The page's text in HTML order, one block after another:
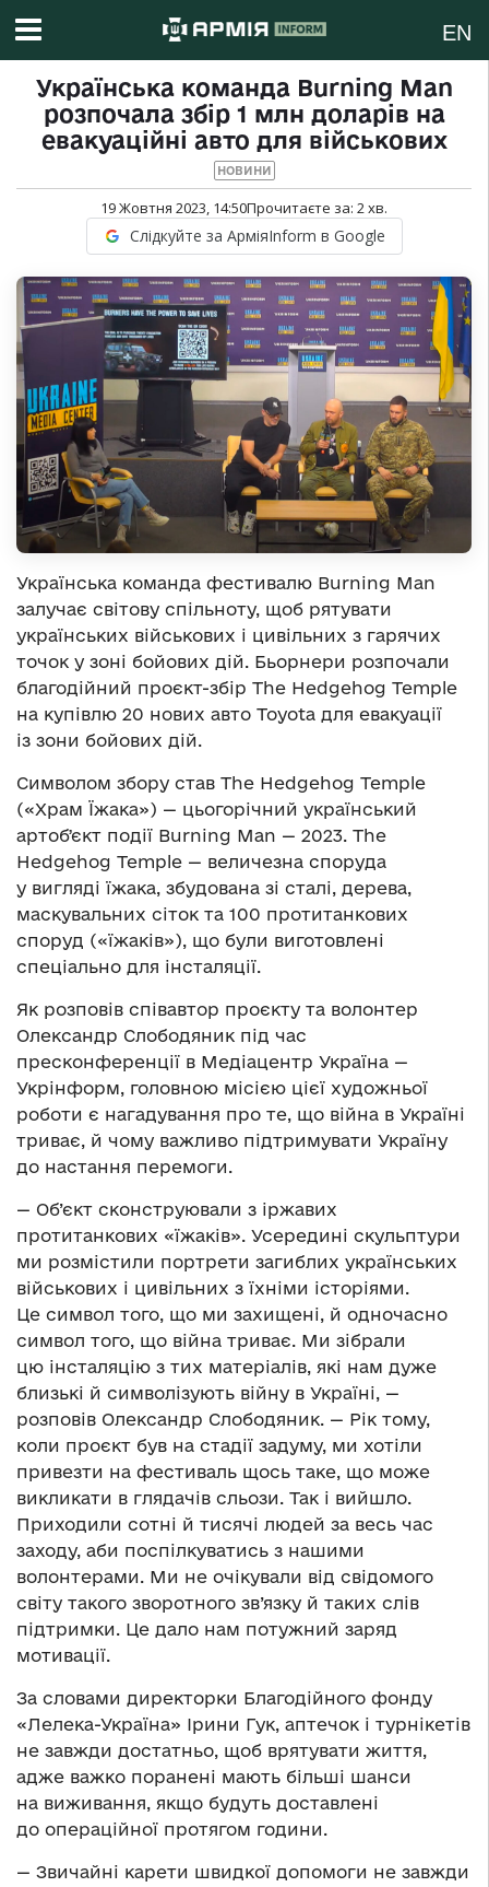
EN
Українська команда Burning Man
розпочала збір 1 млн доларів на
евакуаційні авто для військових
НОВИНИ
19 Жовтня 2023, 14:50Прочитаєте за: 2хв.
Слідкуйте за АрміяInform в Google
Українська команда фестивалю Burning Man
залучає світову спільноту, щоб рятувати
українських військових і цивільних з гарячих
точок у зоні бойових дій. Бьорнери розпочали
благодійний проєкт-збір The Hedgehog Temple
на купівлю 20 нових авто Toyota для евакуації
із зони бойових дій.
Символом збору став The Hedgehog Temple
(«Храм Їжака») — цьогорічний український
артобʼєкт події Burning Man — 2023. The
Hedgehog Temple — величезна споруда
у вигляді їжака, збудована зі сталі, дерева,
маскувальних сіток та 100 протитанкових
споруд («їжаків»), що були виготовлені
спеціально для інсталяції.
Як розповів співавтор проєкту та волонтер
Олександр Слободяник під час
пресконференції в Медіацентр Україна —
Укрінформ, головною місією цієї художньої
роботи є нагадування про те, що війна в Україні
триває, й чому важливо підтримувати Україну
до настання перемоги.
— Об’єкт сконструювали з іржавих
протитанкових «їжаків». Усередині скульптури
ми розмістили портрети загиблих українських
військових і цивільних з їхніми історіями.
Це символ того, що ми захищені, й одночасно
символ того, що війна триває. Ми зібрали
цю інсталяцію з тих матеріалів, які нам дуже
близькі й символізують війну в Україні, —
розповів Олександр Слободяник. — Рік тому,
коли проєкт був на стадії задуму, ми хотіли
привезти на фестиваль щось таке, що може
викликати в глядачів сльози. Так і вийшло.
Приходили сотні й тисячі людей за весь час
заходу, аби поспілкуватись з нашими
волонтерами. Ми не очікували від свідомого
світу такого зворотного зв’язку й таких слів
підтримки. Це дало нам потужний заряд
мотивації.
За словами директорки Благодійного фонду
«Лелека-Україна» Ірини Гук, аптечок і турнікетів
не завжди достатньо, щоб врятувати життя,
адже важко поранені мають більші шанси
на виживання, якщо будуть доставлені
до операційної протягом години.
— Звичайні карети швидкої допомоги не завжди